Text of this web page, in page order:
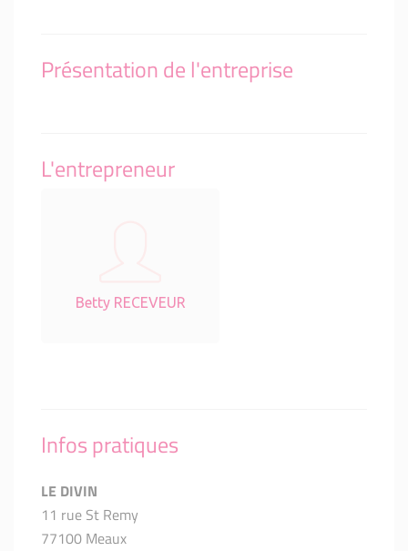
Présentation de l'entreprise
L'entrepreneur
Betty RECEVEUR
Infos pratiques
LE DIVIN
11 rue St Remy
77100 Meaux